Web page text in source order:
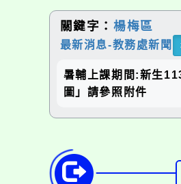
關鍵字： 楊梅區
最新消息-教務處新聞
暑輔上課期間:新生
圖」請參照附件